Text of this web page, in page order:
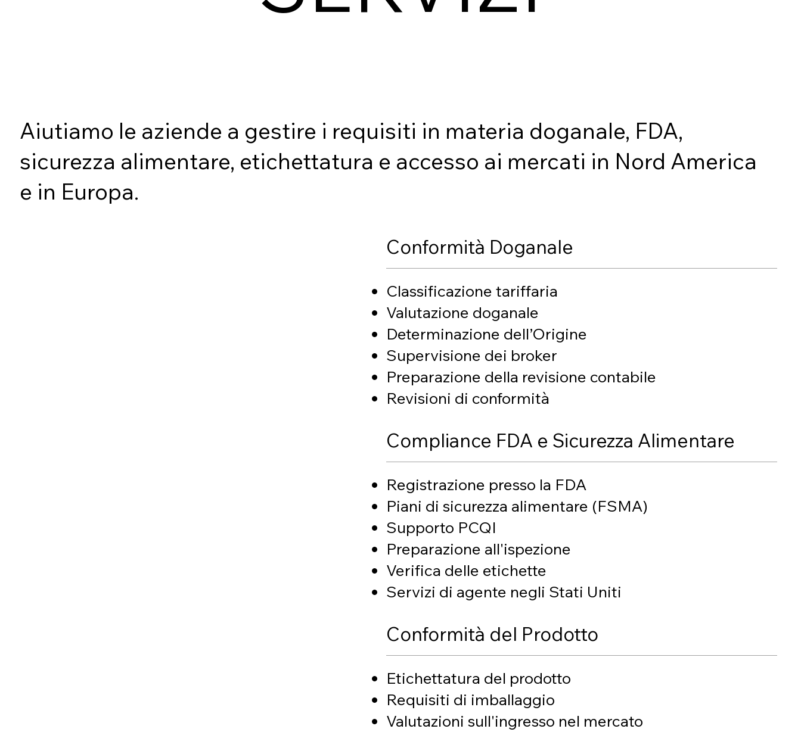
Aiutiamo le aziende a gestire i requisiti in materia doganale, FDA,
sicurezza alimentare, etichettatura e accesso ai mercati in Nord America
e in Europa.
Conformità Doganale
Classificazione tariffaria
Valutazione doganale
Determinazione dell’Origine
Supervisione dei broker
Preparazione della revisione contabile
Revisioni di conformità
Compliance FDA e Sicurezza Alimentare
Registrazione presso la FDA
Piani di sicurezza alimentare (FSMA)
Supporto PCQI
Preparazione all'ispezione
Verifica delle etichette
Servizi di agente negli Stati Uniti
Conformità del Prodotto
Etichettatura del prodotto
Requisiti di imballaggio
Valutazioni sull'ingresso nel mercato